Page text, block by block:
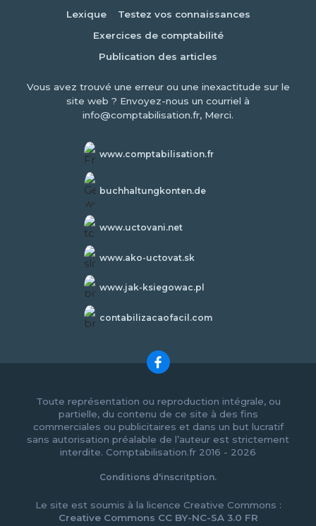
Lexique
Testez vos connaissances
Exercices de comptabilité
Publication des articles
Vous avez trouvé une erreur ou une inexactitude sur le
site web ? Envoyez-nous un courriel à
info@comptabilisation.fr, Merci.
www.comptabilisation.fr
buchhaltungkonten.de
www.uctovani.net
www.ako-uctovat.sk
www.jak-ksiegowac.pl
contabilizacaofacil.com
Toute représentation ou reproduction intégrale, ou
partielle, du contenu de ce site à des fins
commerciales ou publicitaires et dans un but lucratif
sans autorisation préalable de l’auteur est strictement
interdite. Comptabilisation.fr 2016 - 2026
Conditions d'inscritption.
Le site est soumis à la licence Creative Commons :
Creative Commons CC BY-NC-SA 3.0 FR